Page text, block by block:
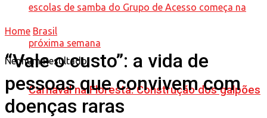
Carnaval na Floresta: Construção dos galpões
Nenhum Resultado
Home Brasil
“Vale o custo”: a vida de
pessoas que convivem com
doenças raras